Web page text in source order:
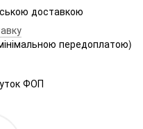
доставкою
передоплатою)
ФОП